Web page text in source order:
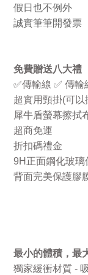
假日也不例外
誠實筆筆開發票
免費贈送八大禮
✅傳輸線 ✅ 傳輸
超實用頸掛(可以
犀牛盾螢幕擦拭
超商免運
折扣碼禮金
9H 正面鋼化玻璃
背面完美保護膠
最小的體積，最
獨家緩衝材質 -